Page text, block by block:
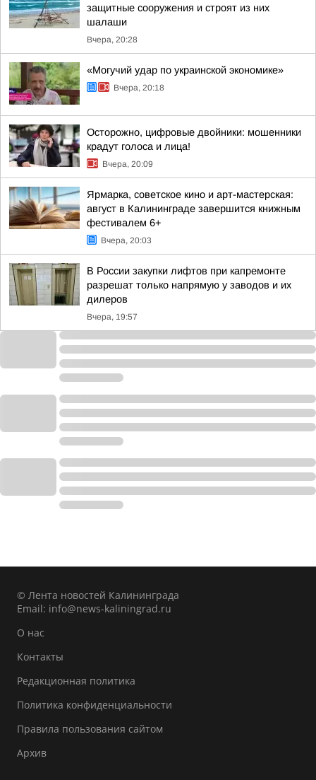
защитные сооружения и строят из них
шалаши
Вчера, 20:28
«Могучий удар по украинской экономике»
Вчера, 20:18
Осторожно, цифровые двойники: мошенники
крадут голоса и лица!
Вчера, 20:09
Ярмарка, советское кино и арт-мастерская:
август в Калининграде завершится книжным
фестивалем 6+
Вчера, 20:03
В России закупки лифтов при капремонте
разрешат только напрямую у заводов и их
дилеров
Вчера, 19:57
© Лента новостей Калининграда
Email: info@news-kaliningrad.ru
О нас
Контакты
Редакционная политика
Политика конфиденциальности
Правила пользования сайтом
Архив